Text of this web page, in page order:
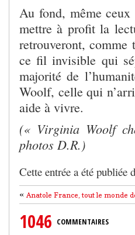
Au fond, même
mettre à profit la
retrouveront, comme
ce fil invisible qui
majorité de
Woolf, celle qui
aide à vivre.
(« Virginia Woolf
photos D.R.)
Cette entrée a été publiée
« Anatole France, tout le monde
1046 COMMENTAIRES